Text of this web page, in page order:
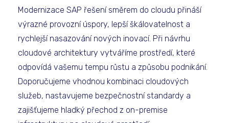
Modernizace SAP řešení směrem do cloudu přináší
výrazné provozní úspory, lepší škálovatelnost a
rychlejší nasazování nových inovací. Při návrhu
cloudové architektury vytváříme prostředí, které
odpovídá vašemu tempu růstu a způsobu podnikání.
Doporučujeme vhodnou kombinaci cloudových
služeb, nastavujeme bezpečnostní standardy a
zajišťujeme hladký přechod z on-premise